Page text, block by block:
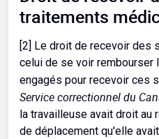
traitements
[2] Le droit de recevoir des
celui de se voir
engagés pour recevoir ces
Service correctionnel du
la travailleuse avait droit au
de déplacement qu'elle